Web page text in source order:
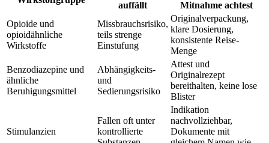
auffällt
Mitnahme achtest
Opioide und
opioidähnliche
Wirkstoffe
Missbrauchsrisiko,
teils strenge
Einstufung
Originalverpackung,
klare Dosierung,
konsistente Reise-
Menge
Benzodiazepine und
ähnliche
Beruhigungsmittel
Abhängigkeits-
und
Sedierungsrisiko
Attest und
Originalrezept
bereithalten, keine lose
Blister
Stimulanzien
Fallen oft unter
kontrollierte
Indikation
nachvollziehbar,
Dokumente mit